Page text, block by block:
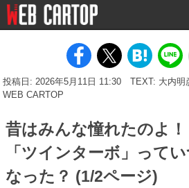
投稿日: 2026年5月11日 11:30 TEXT: 大内明
WEB CARTOP
昔はみんな憧れたのよ
「ツインターボ」って
なった？ (1/2ページ)